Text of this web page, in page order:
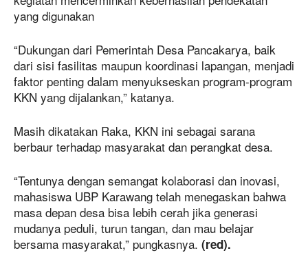
yang digunakan
“Dukungan dari Pemerintah Desa Pancakarya, baik
dari sisi fasilitas maupun koordinasi lapangan, menjadi
faktor penting dalam menyukseskan program-program
KKN yang dijalankan,” katanya.
Masih dikatakan Raka, KKN ini sebagai sarana
berbaur terhadap masyarakat dan perangkat desa.
“Tentunya dengan semangat kolaborasi dan inovasi,
mahasiswa UBP Karawang telah menegaskan bahwa
masa depan desa bisa lebih cerah jika generasi
mudanya peduli, turun tangan, dan mau belajar
bersama masyarakat,” pungkasnya. (red).